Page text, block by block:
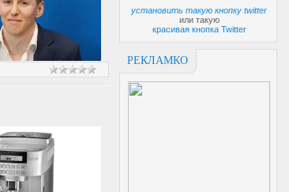
установить такую кнопку twitter
или такую
красивая кнопка Twitter
РЕКЛАМКО